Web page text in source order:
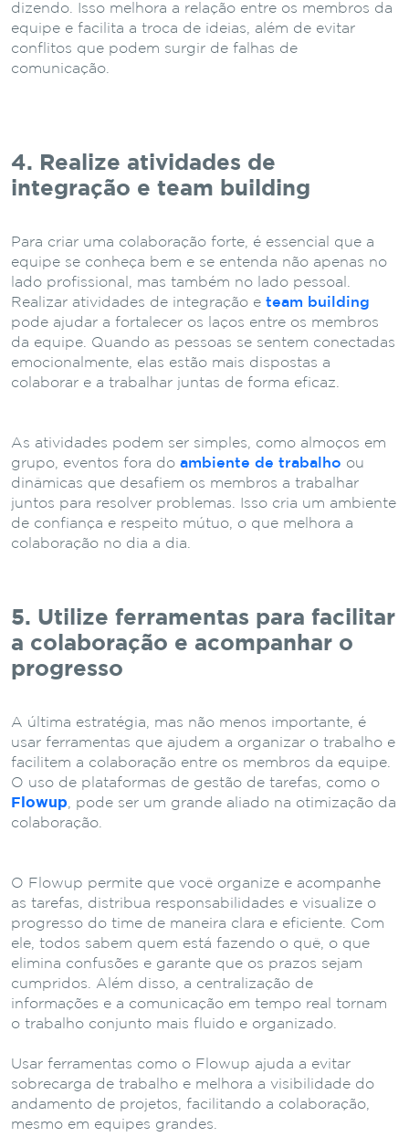
dizendo. Isso melhora a relação entre os membros da
equipe e facilita a troca de ideias, além de evitar
conflitos que podem surgir de falhas de
comunicação.
4. Realize atividades de
integração e team building
Para criar uma colaboração forte, é essencial que a
equipe se conheça bem e se entenda não apenas no
lado profissional, mas também no lado pessoal.
Realizar atividades de integração e team building
pode ajudar a fortalecer os laços entre os membros
da equipe. Quando as pessoas se sentem conectadas
emocionalmente, elas estão mais dispostas a
colaborar e a trabalhar juntas de forma eficaz.
As atividades podem ser simples, como almoços em
grupo, eventos fora do ambiente de trabalho ou
dinâmicas que desafiem os membros a trabalhar
juntos para resolver problemas. Isso cria um ambiente
de confiança e respeito mútuo, o que melhora a
colaboração no dia a dia.
5. Utilize ferramentas para facilitar
a colaboração e acompanhar o
progresso
A última estratégia, mas não menos importante, é
usar ferramentas que ajudem a organizar o trabalho e
facilitem a colaboração entre os membros da equipe.
O uso de plataformas de gestão de tarefas, como o
Flowup , pode ser um grande aliado na otimização da
colaboração.
O Flowup permite que você organize e acompanhe
as tarefas, distribua responsabilidades e visualize o
progresso do time de maneira clara e eficiente. Com
ele, todos sabem quem está fazendo o quê, o que
elimina confusões e garante que os prazos sejam
cumpridos. Além disso, a centralização de
informações e a comunicação em tempo real tornam
o trabalho conjunto mais fluido e organizado.
Usar ferramentas como o Flowup ajuda a evitar
sobrecarga de trabalho e melhora a visibilidade do
andamento de projetos, facilitando a colaboração,
mesmo em equipes grandes.